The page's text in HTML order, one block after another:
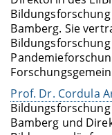
Bamberg. Sie
Prof. Dr. Cordula
Bamberg und